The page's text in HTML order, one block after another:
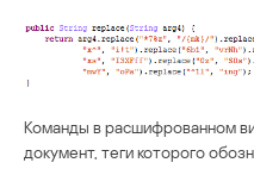
Команды в расшифрованном
документ, теги которого